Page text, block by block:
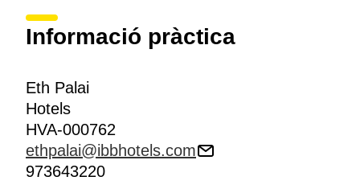
Informació pràctica
Eth Palai
Hotels
HVA-000762
ethpalai@ibbhotels.com
973643220